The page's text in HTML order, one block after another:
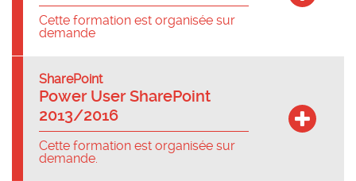
Cette formation est organisée sur
demande
SharePoint
Power User SharePoint
2013/2016
Cette formation est organisée sur
demande.